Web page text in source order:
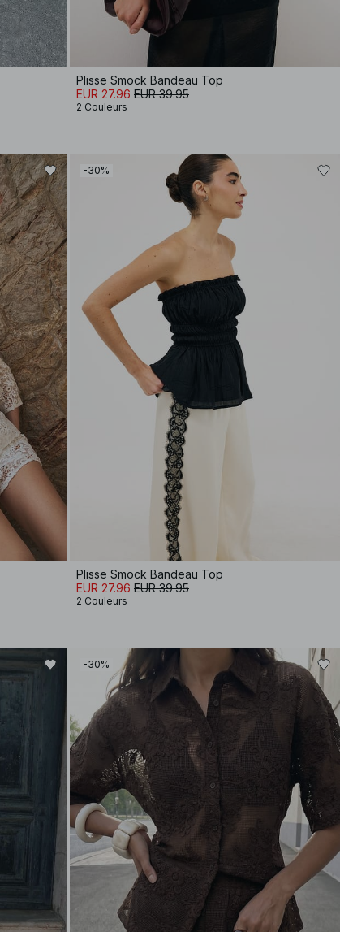
Plisse Smock Bandeau Top
EUR 27.96 EUR 39.95
2 Couleurs
-30%
Plisse Smock Bandeau Top
EUR 27.96 EUR 39.95
2 Couleurs
-30%